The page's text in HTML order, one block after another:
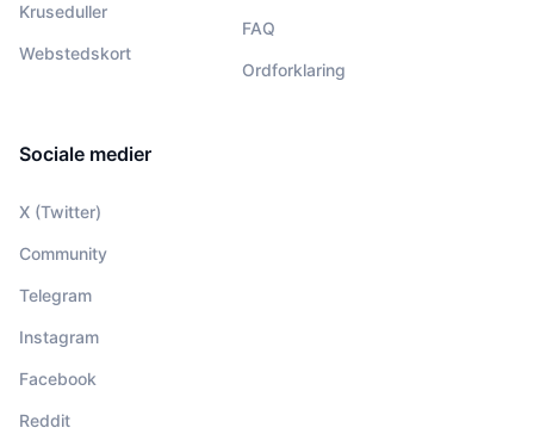
Kruseduller
Webstedskort
FAQ
Ordforklaring
Sociale medier
X (Twitter)
Community
Telegram
Instagram
Facebook
Reddit